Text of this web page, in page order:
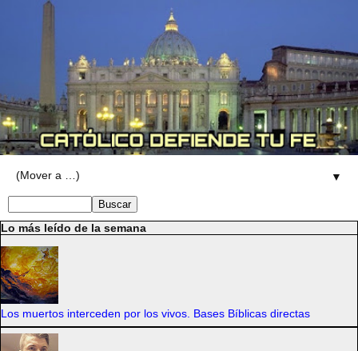
▼
Lo más leído de la semana
Los muertos interceden por los vivos. Bases Bíblicas directas